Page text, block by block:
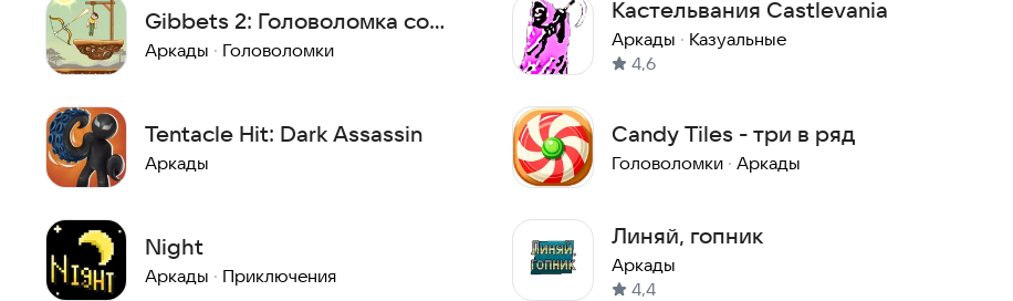
Gibbets 2: Головоломка со
стрельбой из лука!
Аркады · Головоломки
Кастельвания Castlevania
Аркады · Казуальные
4,6
Tentacle Hit: Dark Assassin
Аркады
Candy Tiles - три в ряд
Головоломки · Аркады
Night
Аркады · Приключения
Линяй, гопник
Аркады
4,4